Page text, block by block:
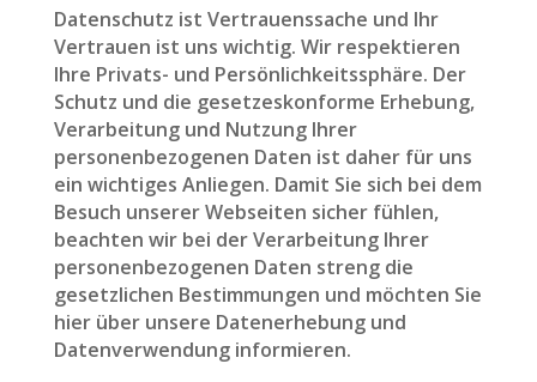
Datenschutz ist Vertrauenssache und Ihr
Vertrauen ist uns wichtig. Wir respektieren
Ihre Privats- und Persönlichkeitssphäre. Der
Schutz und die gesetzeskonforme Erhebung,
Verarbeitung und Nutzung Ihrer
personenbezogenen Daten ist daher für uns
ein wichtiges Anliegen. Damit Sie sich bei dem
Besuch unserer Webseiten sicher fühlen,
beachten wir bei der Verarbeitung Ihrer
personenbezogenen Daten streng die
gesetzlichen Bestimmungen und möchten Sie
hier über unsere Datenerhebung und
Datenverwendung informieren.